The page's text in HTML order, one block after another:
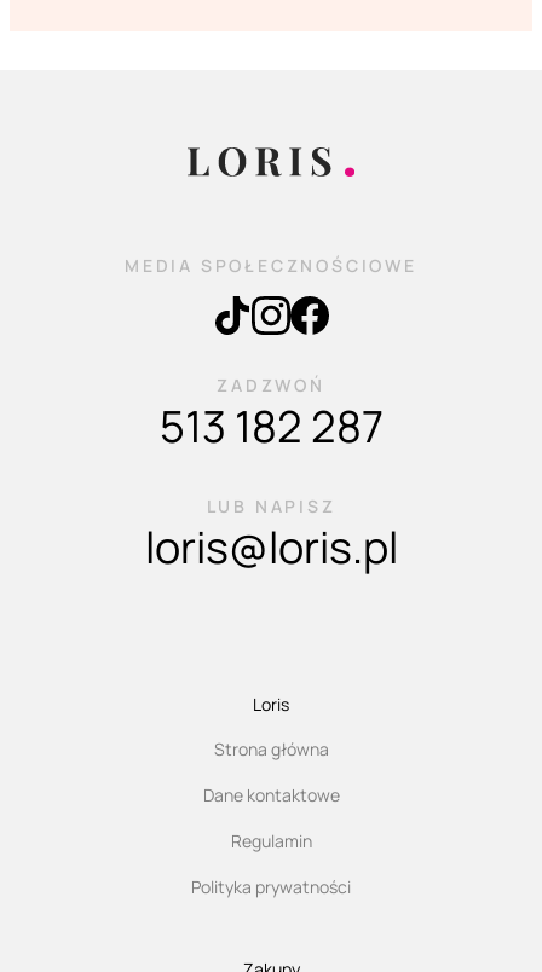
MEDIA SPOŁECZNOŚCIOWE
ZADZWOŃ
513 182 287
LUB NAPISZ
loris@loris.pl
Loris
Strona główna
Dane kontaktowe
Regulamin
Polityka prywatności